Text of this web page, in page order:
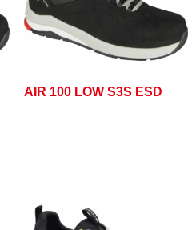
AIR 100 LOW S3S ESD